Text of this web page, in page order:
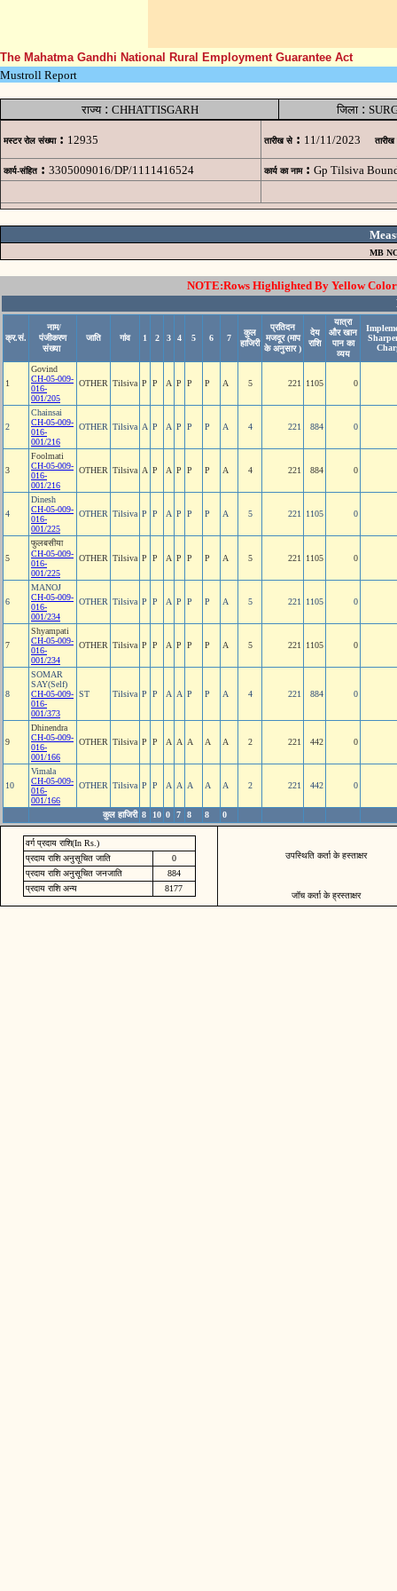
The Mahatma Gandhi National Rural Employment Guarantee Act
Mustroll Report
राज्य: CHHATTISGARH जिला :
मस्टर रोल संख्या : 12935 तारीख से : 11/11/2023 तारीख
कार्य-संहित : 3305009016/DP/1111416524 कार्य का नाम : Gp Tilsiva
MB
NOTE:Rows Highlighted By Yellow
क्र.सं.
नाम/
पंजीकरण
संख्या
जाति गांव 1 2 3 4 5 6 7
कुल
हाजिरी
प्रतिदन
मजदूर (माप
के अनुसार )
देय
राशि
यात्रा
और खान
पान का
व्यय
1
Govind
CH-05-009-
016-
001/205
OTHER Tilsiva P P A P P P A 5 221 1105 0
2
Chainsai
CH-05-009-
016-
001/216
OTHER Tilsiva A P A P P P A 4 221 884 0
3
Foolmati
CH-05-009-
016-
001/216
OTHER Tilsiva A P A P P P A 4 221 884 0
4
Dinesh
CH-05-009-
016-
001/225
OTHER Tilsiva P P A P P P A 5 221 1105 0
5
फुलबसीया
CH-05-009-
016-
001/225
OTHER Tilsiva P P A P P P A 5 221 1105 0
6
MANOJ
CH-05-009-
016-
001/234
OTHER Tilsiva P P A P P P A 5 221 1105 0
7
Shyampati
CH-05-009-
016-
001/234
OTHER Tilsiva P P A P P P A 5 221 1105 0
8
SOMAR
SAY(Self)
CH-05-009-
016-
001/373
ST Tilsiva P P A A P P A 4 221 884 0
9
Dhinendra
CH-05-009-
016-
001/166
OTHER Tilsiva P P A A A A A 2 221 442 0
10
Vimala
CH-05-009-
016-
001/166
OTHER Tilsiva P P A A A A A 2 221 442 0
कुल हाजिरी 8 10 0 7 8 8 0
वर्ग प्रदाय राशि(In Rs.)
प्रदाय राशि अनुसूचित जाति
0
प्रदाय राशि अनुसूचित जनजाति
884
प्रदाय राशि अन्य
8177
उपस्थिति कर्ता के हस्ताक्षर
जॉच कर्ता के ह्रस्ताक्षर